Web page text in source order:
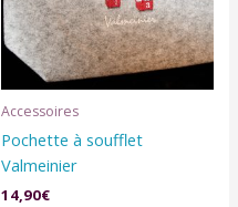
Accessoires
Pochette à soufflet
Valmeinier
14,90€